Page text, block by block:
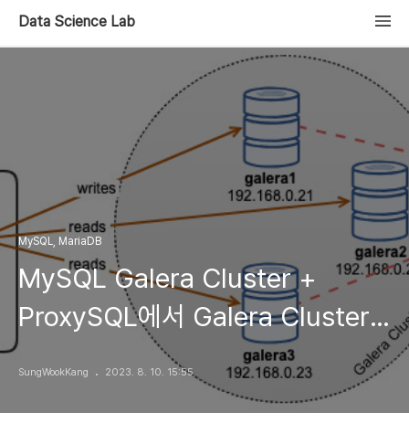
Data Science Lab
MySQL, MariaDB
MySQL Galera Cluster +
ProxySQL에서 Galera Cluster
특성을 고려한 R/W 호스트 그룹
SungWookKang 2023. 8. 10. 15:55